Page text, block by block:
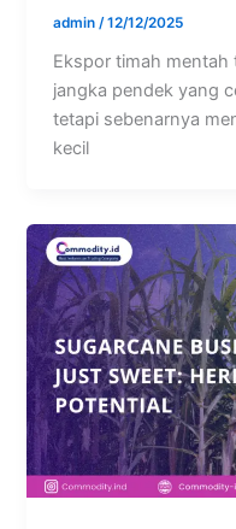
admin /12/12/2025
Ekspor timah mentah
jangka pendek yang
tetapi sebenarnya
kecil